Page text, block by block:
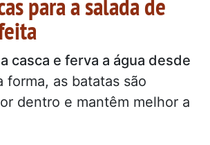
casca e ferva a água desde
forma, as batatas são
dentro e mantêm melhor a